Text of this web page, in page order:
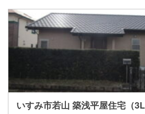
いすみ市若山 築浅平屋住宅（